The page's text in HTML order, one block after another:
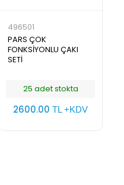
496501
PARS ÇOK
FONKSİYONLU ÇAKI
SETİ
25 adet stokta
2600.00 TL +KDV